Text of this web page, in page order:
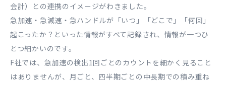
会計）との連携のイメージがわきました。
急加速・急減速・急ハンドルが「いつ」「どこで」「何回」
起こったか？といった情報がすべて記録され、情報が一つひ
とつ細かいのです。
F社では、急加速の検出1回ごとのカウントを細かく見ること
はありませんが、月ごと、四半期ごとの中長期での積み重ね